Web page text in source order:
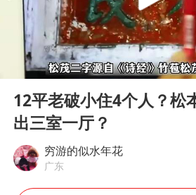
哥伦比亚发
台湾不是国
Play
00:00
12平老破小住4个人？松
出三室一厅？
穷游的似水年花
广东